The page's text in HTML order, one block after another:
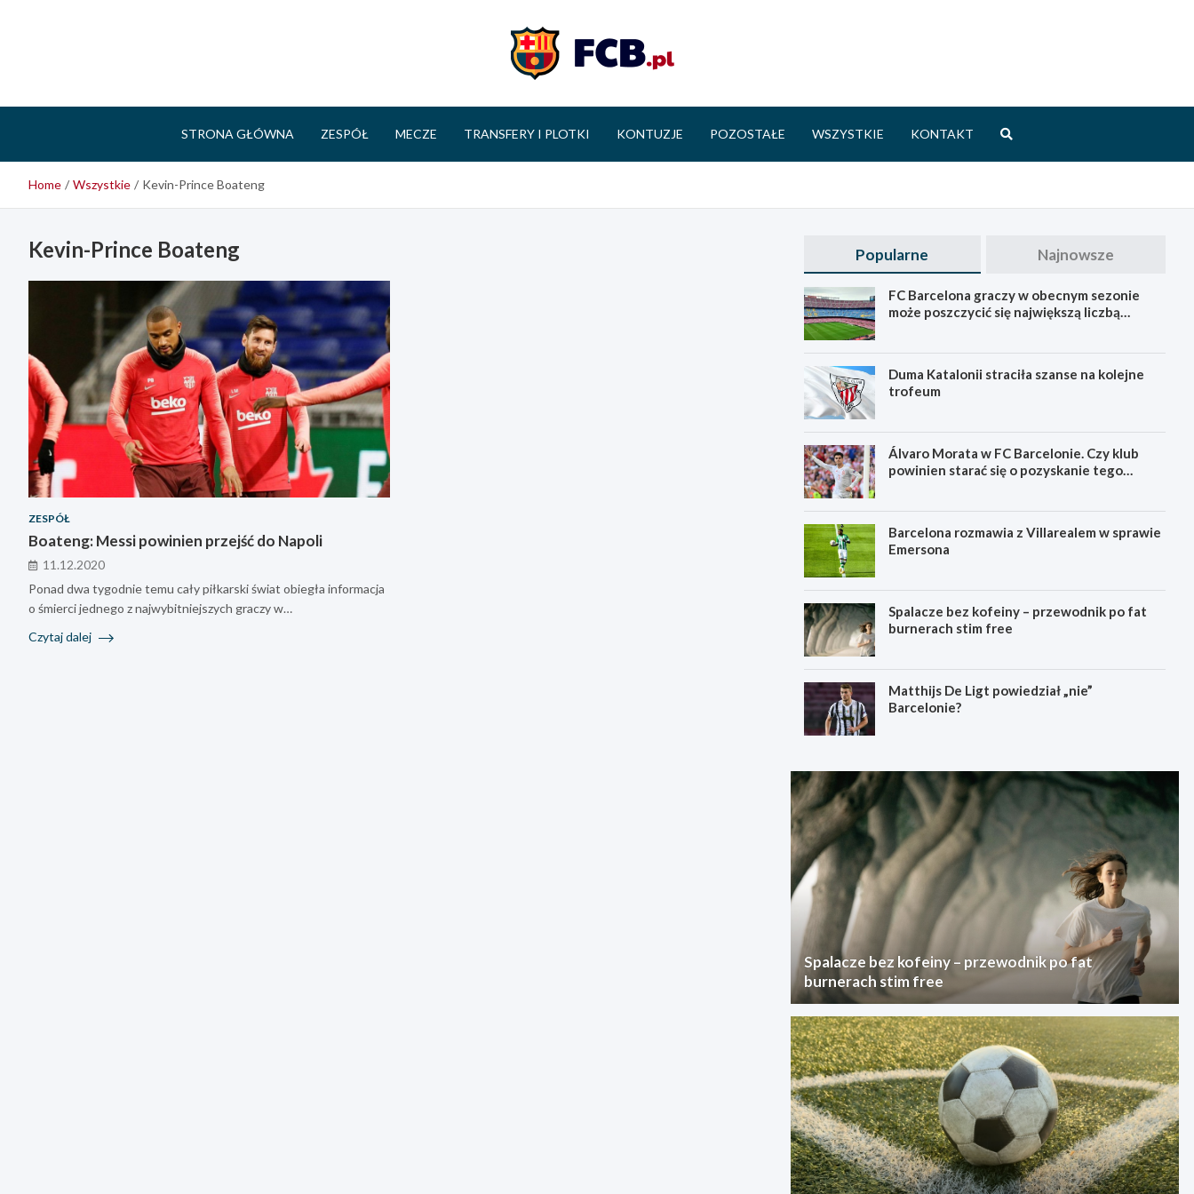
STRONA GŁÓWNA ZESPÓŁ MECZE TRANSFERY I PLOTKI KONTUZJE POZOSTAŁE WSZYSTKIE KONTAKT
Home Wszystkie Kevin-Prince Boateng
Kevin-Prince Boateng
ZESPÓŁ
Boateng: Messi powinien przejść do Napoli
11.12.2020
Ponad dwa tygodnie temu cały piłkarski świat obiegła informacja
o śmierci jednego z najwybitniejszych graczy w…
Czytaj dalej
Popularne Najnowsze
FC Barcelona graczy w obecnym sezonie
może poszczycić się największą liczbą
Duma Katalonii straciła szanse na kolejne
trofeum
Álvaro Morata w FC Barcelonie. Czy klub
powinien starać się o pozyskanie tego
Barcelona rozmawia z Villarealem w sprawie
Emersona
Spalacze bez kofeiny – przewodnik po fat
burnerach stim free
Matthijs De Ligt powiedział „nie”
Barcelonie?
Spalacze bez kofeiny – przewodnik po fat
burnerach stim free